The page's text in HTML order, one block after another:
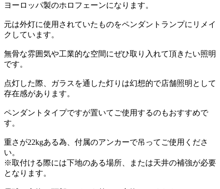
ヨーロッパ製のホロフェーンになります。
元は外灯に使用されていたものをペンダントランプにリメイ
クしています。
無骨な雰囲気や工業的な空間にぜひ取り入れて頂きたい照明
です。
点灯した際、ガラスを通した灯りは幻想的で店舗照明として
存在感があります。
ペンダントタイプですが置いてご使用するのもおすすめで
す。
重さが22kgある為、付属のアンカーで吊ってご使用くださ
い。
※取付ける際には下地のある場所、または天井の補強が必要
となります。